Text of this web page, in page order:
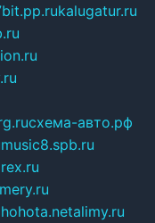
kalugatur.ru
схема-авто.рф
music8.spb.ru
hohota.netalimy.ru